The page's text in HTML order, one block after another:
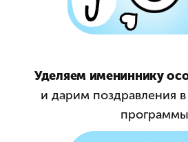
Уделяем имениннику
и дарим поздравления
программы